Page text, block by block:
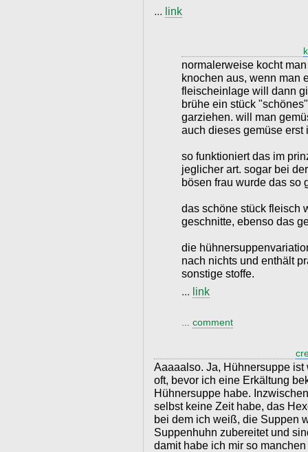
... link
normalerweise kocht
knochen aus, wenn man
fleischeinlage will dann
brühe ein stück
garziehen. will man
auch dieses gemüse erst
so funktioniert das im
jeglicher art. sogar bei
bösen frau wurde das so
das schöne stück fleisch
geschnitte, ebenso das
die
nach nichts und enthält
sonstige stoffe.
... link
comment
Aaaaalso. Ja, Hühnersuppe
oft, bevor ich eine Erkältung
Hühnersuppe habe.
selbst keine Zeit habe, das
bei dem ich weiß, die Suppen
Suppenhuhn zubereitet und
damit habe ich mir so